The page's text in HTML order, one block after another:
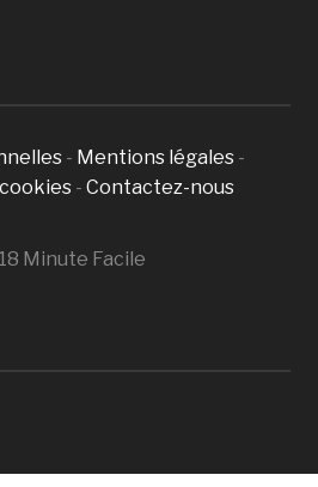
- Mentions légales -
- Contactez-nous
Minute Facile